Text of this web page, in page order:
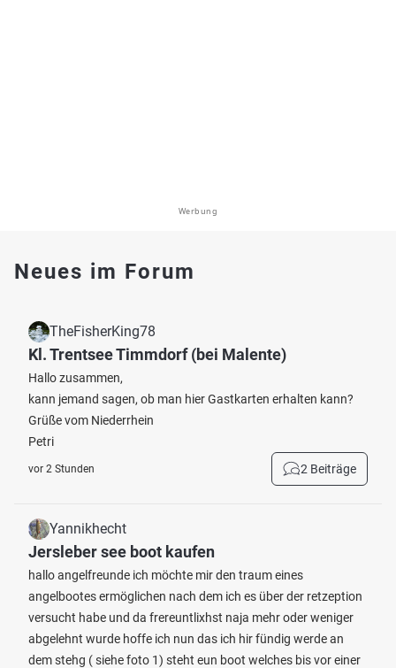
Werbung
Neues im Forum
TheFisherKing78
Kl. Trentsee Timmdorf (bei Malente)
Hallo zusammen,
kann jemand sagen, ob man hier Gastkarten erhalten kann?
Grüße vom Niederrhein
Petri
vor 2 Stunden 2 Beiträge
Yannikhecht
Jersleber see boot kaufen
hallo angelfreunde ich möchte mir den traum eines
angelbootes ermöglichen nach dem ich es über der retzeption
versucht habe und da frereuntlixhst naja mehr oder weniger
abgelehnt wurde hoffe ich nun das ich hir fündig werde an
dem stehg ( siehe foto 1) steht eun boot welches bis vor einer